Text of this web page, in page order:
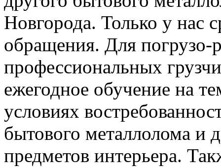
Новгорода. Только у нас
обращения. Для погрузо-
профессиональных
ежегодное обучение на
условиях
бытового металлолома и
предметов интерьера.